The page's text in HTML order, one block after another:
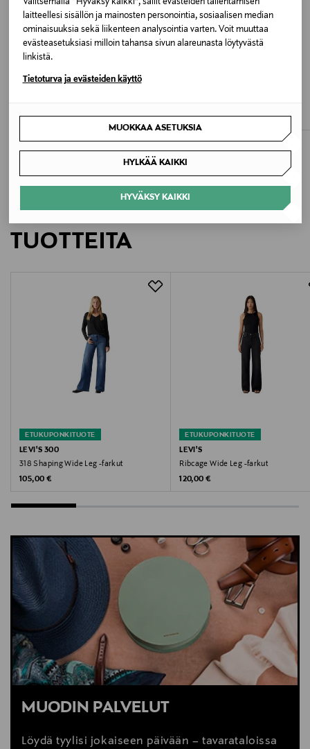
laitteellesi sisällön ja mainosten personointia, sosiaalisen median
ominaisuuksia sekä liikenteen analysointia varten. Voit muuttaa
evästeasetuksiasi milloin tahansa sivun alareunasta löytyvästä
linkistä.
Tietoturva ja evästeiden käyttö
MUOKKAA ASETUKSIA
HYLKÄÄ KAIKKI
HYVÄKSY KAIKKI
0000000246 COOL SURF
Valmistusmaa
LEONARDO DA VINCILAAN 19, DIEGEM, B-1831,
https://levihelp.levi.com
farkut, leveälahkeiset farkut, korkeavyötäröiset
farkut, Levi's farkut, denimit
ALE –41%
Discounted Price
59,40 € Original Price
99,95 €
Discounted Price
77,40 € Original Price
130,00 €
LISÄÄ KIINNOSTAVIA
TUOTTEITA
ETUKUPONKITUOTE
LEVI'S 300
318 Shaping Wide Leg -farkut
Original Price
105,00 €
ETUKUPONKITUOTE
LEVI'S
Ribcage Wide Leg -farkut
Original Price
120,00 €
MUODIN PALVELUT
Löydä tyylisi jokaiseen päivään – tavarataloissa